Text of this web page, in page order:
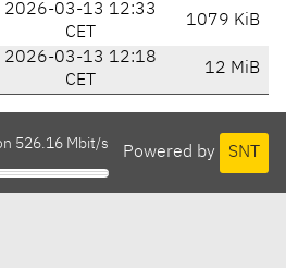
2026-03-13 12:33
CET
1079 KiB
2026-03-13 12:18
CET
12 MiB
Powered by SNT
526.16 Mbit/s